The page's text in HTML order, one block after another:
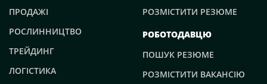
ПРОДАЖІ
РОСЛИННИЦТВО
ТРЕЙДИНГ
ЛОГІСТИКА
РОЗМІСТИТИ РЕЗЮМЕ
РОБОТОДАВЦЮ
ПОШУК РЕЗЮМЕ
РОЗМІСТИТИ ВАКАНСІЮ